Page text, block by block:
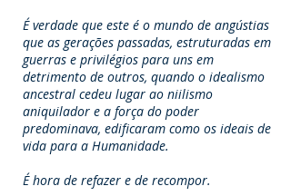
É verdade que este é o mundo de angústias
que as gerações passadas, estruturadas em
guerras e privilégios para uns em
detrimento de outros, quando o idealismo
ancestral cedeu lugar ao niilismo
aniquilador e a força do poder
predominava, edificaram como os ideais de
vida para a Humanidade.
É hora de refazer e de recompor.